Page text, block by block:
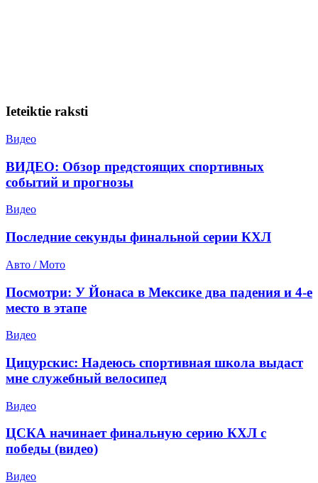
Ieteiktie raksti
Видео
ВИДЕО: Обзор предстоящих спортивных
событий и прогнозы
Видео
Последние секунды финальной серии КХЛ
Авто / Мото
Посмотри: У Йонаса в Мексике два падения и 4-е
место в этапе
Видео
Цицурскис: Надеюсь спортивная школа выдаст
мне служебный велосипед
Видео
ЦСКА начинает финальную серию КХЛ с
победы (видео)
Видео